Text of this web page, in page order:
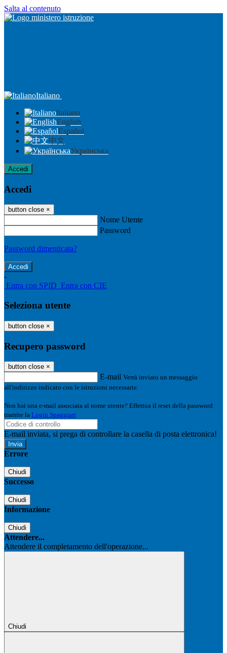
Salta al contenuto
Italiano
Italiano
English
Español
中文
Українська
Accedi
Accedi
button close ×
Nome Utente
Password
Password dimenticata?
-
Entra con SPID Entra con CIE
Seleziona utente
button close ×
Recupero password
button close ×
E-mail Verrà inviato un messaggio
all'indirizzo indicato con le istruzioni necessarie.
Non hai una e-mail associata al nome utente? Effettua il reset della password
tramite la Login Spaggiari
E-mail inviata, si prega di controllare la casella di posta elettronica!
Errore
Chiudi
Successo
Chiudi
Informazione
Chiudi
Attendere...
Attendere il completamento dell'operazione...
Chiudi